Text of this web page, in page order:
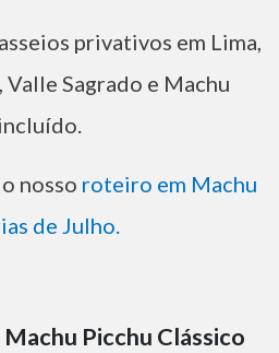
privativos em Lima,
Valle Sagrado e Machu
nosso roteiro em Machu
de Julho.
Machu Picchu Clássico